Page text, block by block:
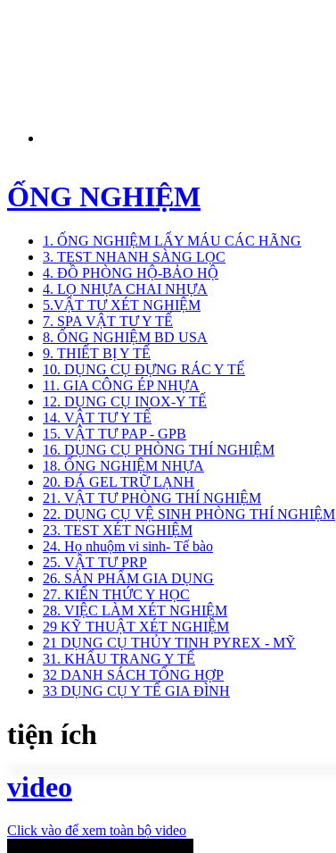
ỐNG NGHIỆM
1. ỐNG NGHIỆM LẤY MÁU CÁC HÃNG
3. TEST NHANH SÀNG LỌC
4. ĐỒ PHÒNG HỘ-BẢO HỘ
4. LỌ NHỰA CHAI NHỰA
5.VẬT TƯ XÉT NGHIỆM
7. SPA VẬT TƯ Y TẾ
8. ỐNG NGHIỆM BD USA
9. THIẾT BỊ Y TẾ
10. DỤNG CỤ ĐỰNG RÁC Y TẾ
11. GIA CÔNG ÉP NHỰA
12. DỤNG CỤ INOX-Y TẾ
14. VẬT TƯ Y TẾ
15. VẬT TƯ PAP - GPB
16. DỤNG CỤ PHÒNG THÍ NGHIỆM
18. ỐNG NGHIỆM NHỰA
20. ĐÁ GEL TRỮ LẠNH
21. VẬT TƯ PHÒNG THÍ NGHIỆM
22. DỤNG CỤ VỆ SINH PHÒNG THÍ NGHIỆM
23. TEST XÉT NGHIỆM
24. Họ nhuộm vi sinh- Tế bào
25. VẬT TƯ PRP
26. SẢN PHẨM GIA DỤNG
27. KIẾN THỨC Y HỌC
28. VIỆC LÀM XÉT NGHIỆM
29 KỸ THUẬT XÉT NGHIỆM
21 DỤNG CỤ THỦY TINH PYREX - MỸ
31. KHẨU TRANG Y TẾ
32 DANH SÁCH TỔNG HỢP
33 DỤNG CỤ Y TẾ GIA ĐÌNH
tiện ích
video
Click vào để xem toàn bộ video